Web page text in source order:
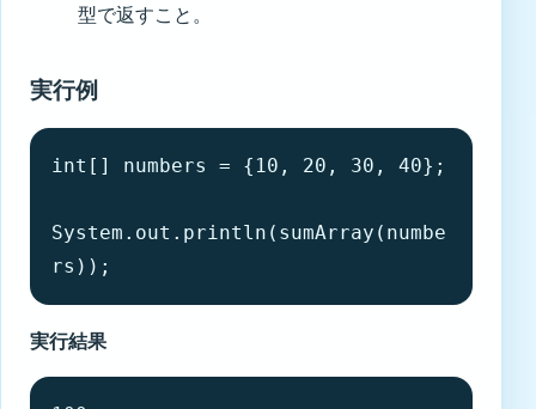
型で返すこと。
実行例
int[] numbers = {10, 20, 30, 40};
System.out.println(sumArray(numbe
実行結果